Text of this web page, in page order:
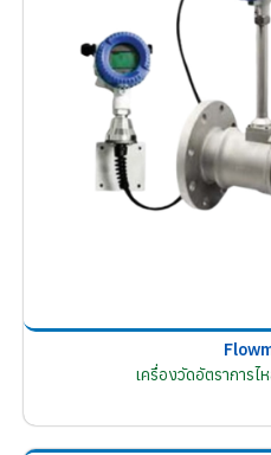
เครื่องวัดอัตราการไ